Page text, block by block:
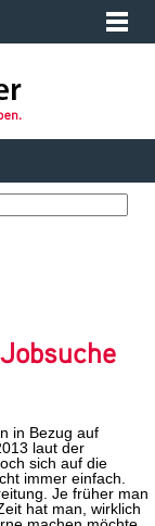
in Bezug auf
laut der
sich auf die
immer einfach.
Je früher man
hat man, wirklich